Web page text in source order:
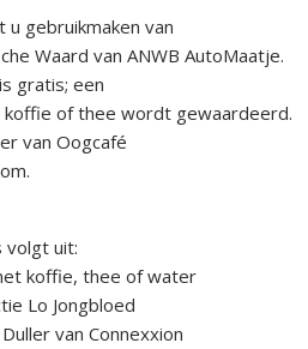
u gebruikmaken van
Waard van ANWB AutoMaatje.
gratis; een
of thee wordt gewaardeerd.
van Oogcafé
volgt uit:
koffie, thee of water
Lo Jongbloed
van Connexxion